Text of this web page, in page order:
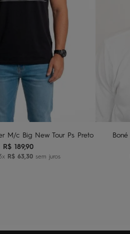
G2 G3
ao carrinho
M/c Big New Tour Ps Preto
R$ 189,90
x R$ 63,30 sem juros